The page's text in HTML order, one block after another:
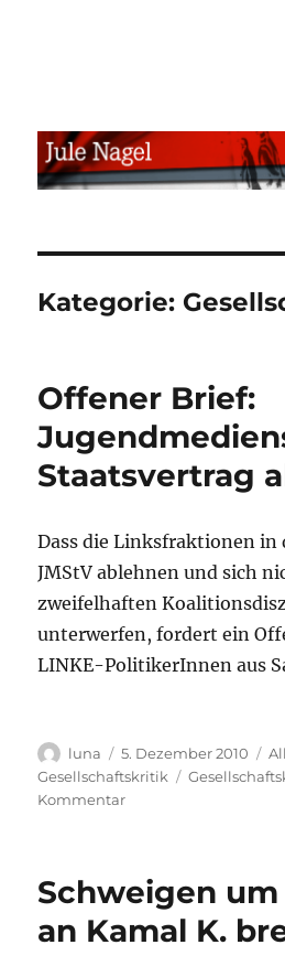
Kategorie:
Offener Brief:
Staatsvertrag
Dass die Linksfraktionen in
JMStV ablehnen und sich
zweifelhaften
unterwerfen, fordert ein
LINKE-PolitikerInnen aus
Autor
luna
Veröffentlicht
am
5. Dezember 2010
Gesellschaftskritik
Schlagwörter
Kommentarzu
Staatsvertrag
ablehnen!
Schweigen
an Kamal K.